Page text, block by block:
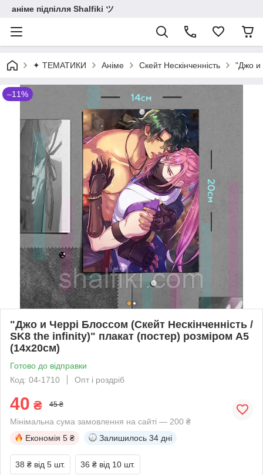
аніме підпілля Shalfiki ツ
✦ ТЕМАТИКИ Аніме Скейт Нескінченність "Джо и
–11%
"Джо и Черрі Блоссом (Скейт Нескінченність /
SK8 the infinity)" плакат (постер) розміром А5
(14х20см)
Готово до відправки
Код: 04-1710
Опт і роздріб
40 ₴ 45 ₴
Мінімальна сума замовлення на сайті — 200 ₴
Економія 5 ₴ Залишилось 34 дні
38 ₴ від 5 шт. 36 ₴ від 10 шт.